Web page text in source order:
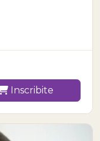
Inscribite